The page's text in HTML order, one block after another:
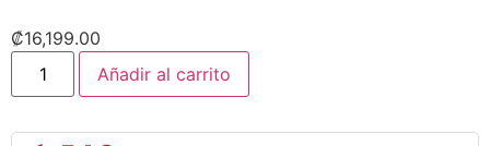
₡16,199.00
Añadir al carrito